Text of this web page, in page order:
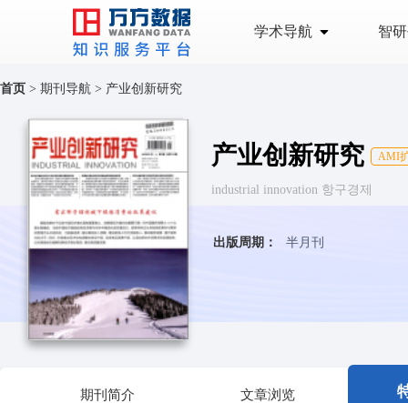
学术导航 智
首页 > 期刊导航 > 产业创新研究
产业创新研究 AMI
industrial innovation 항구경제
出版周期： 半月刊
期刊简介 文章浏览